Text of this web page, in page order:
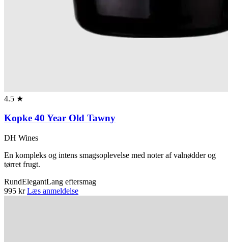
4.5 ★
Kopke 40 Year Old Tawny
DH Wines
En kompleks og intens smagsoplevelse med noter af valnødder og
tørret frugt.
RundElegantLang eftersmag
995 kr Læs anmeldelse